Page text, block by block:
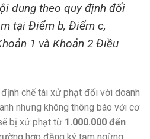
dung theo quy định đối
tại Điểm b, Điểm c,
1 và Khoản 2 Điều
chế tài xử phạt đối với doanh
nhưng không thông báo với cơ
bị xử phạt từ 1.000.000 đến